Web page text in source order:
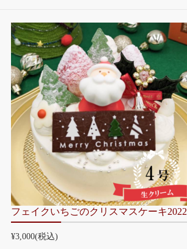
フェイクいちごのクリスマスケーキ2022
¥3,000(税込)